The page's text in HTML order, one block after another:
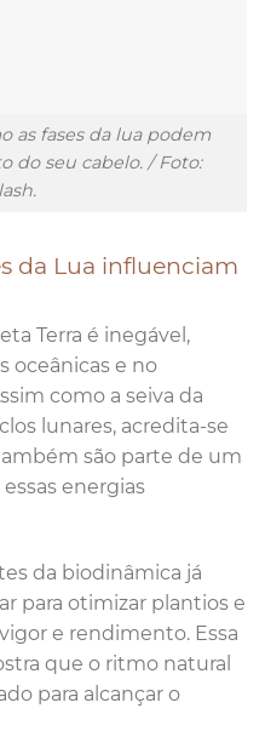
as fases da lua podem
do seu cabelo. / Foto:
da Lua influenciam
Terra é inegável,
oceânicas e no
como a seiva da
lunares, acredita-se
são parte de um
energias
da biodinâmica já
para otimizar plantios e
e rendimento. Essa
que o ritmo natural
para alcançar o